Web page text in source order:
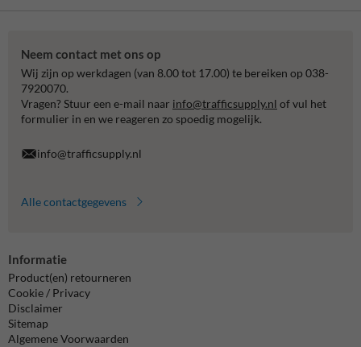
Neem contact met ons op
Wij zijn op werkdagen (van 8.00 tot 17.00) te bereiken op 038-
7920070.
Vragen? Stuur een e-mail naar info@trafficsupply.nl of vul het
formulier in en we reageren zo spoedig mogelijk.
info@trafficsupply.nl
Alle contactgegevens
Informatie
Product(en) retourneren
Cookie / Privacy
Disclaimer
Sitemap
Algemene Voorwaarden